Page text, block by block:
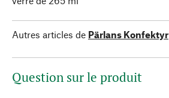
Autres articles de Pärlans Konfektyr
Question sur le produit